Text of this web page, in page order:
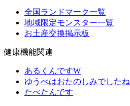
全国ランドマーク一覧
地域限定モンスター一覧
お土産交換掲示板
健康機能関連
あるくんですW
ゆうべはおたのしみでしたね
たべたんです